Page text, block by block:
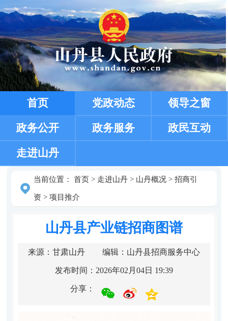
首页 党政动态 领导之窗
政务公开 政务服务 政民互动
走进山丹
当前位置： 首页> 走进山丹> 山丹概况> 招商引
资 > 项目推介
山丹县产业链招商图谱
来源：甘肃山丹 编辑：山丹县招商服务中心
发布时间：2026年02月04日 19:39
分享：